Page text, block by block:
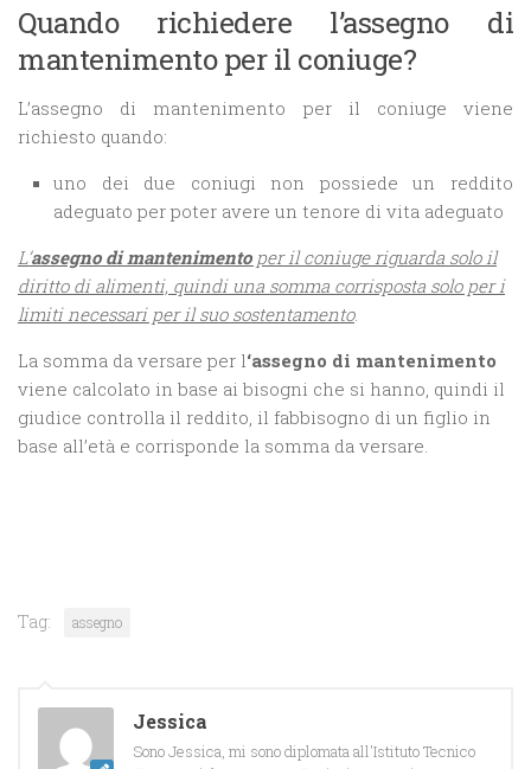
Quando richiedere l’assegno di
mantenimento per il coniuge?
L’assegno di mantenimento per il coniuge viene
richiesto quando:
uno dei due coniugi non possiede un reddito
adeguato per poter avere un tenore di vita adeguato
L’assegno di mantenimentoper il coniuge riguarda solo il
diritto di alimenti, quindi una somma corrisposta solo per i
limiti necessari per il suo sostentamento.
La somma da versare per l‘assegno di mantenimento
viene calcolato in base ai bisogni che si hanno, quindi il
giudice controlla il reddito, il fabbisogno di un figlio in
base all’età e corrisponde la somma da versare.
Tag: assegno
Jessica
Sono Jessica, mi sono diplomata all'Istituto Tecnico